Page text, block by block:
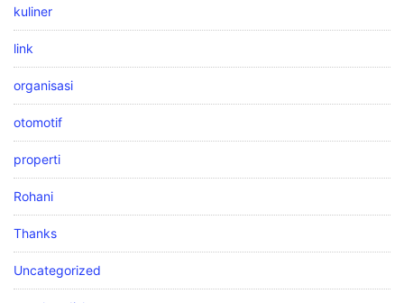
kuliner
link
organisasi
otomotif
properti
Rohani
Thanks
Uncategorized